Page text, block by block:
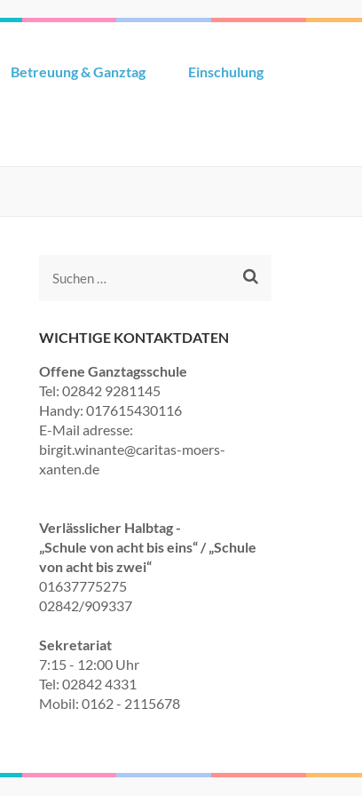
Betreuung & Ganztag Einschulung
WICHTIGE KONTAKTDATEN
Offene Ganztagsschule
Tel: 02842 9281145
Handy: 017615430116
E-Mail adresse:
birgit.winante@caritas-moers-
xanten.de
Verlässlicher Halbtag -
„Schule von acht bis eins“ / „Schule
von acht bis zwei“
01637775275
02842/909337
Sekretariat
7:15 - 12:00 Uhr
Tel: 02842 4331
Mobil: 0162 - 2115678